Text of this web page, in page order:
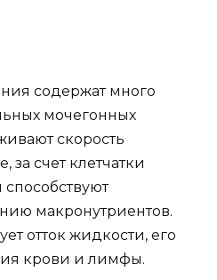
содержат много
мочегонных
скорость
счет клетчатки
макронутриентов.
отток жидкости, его
крови и лимфы.